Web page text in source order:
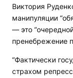
Виктория
манипуляции
— это
пренебрежение
“Фактически
страхом